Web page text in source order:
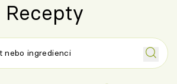
Recepty